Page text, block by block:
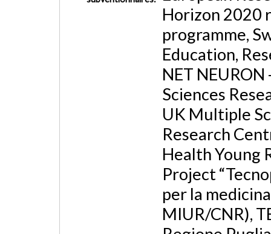
Horizon 2020
programme,
Education,
NET
Sciences
UK Multiple
Research
Health Young
Project
per la
MIUR/CNR),